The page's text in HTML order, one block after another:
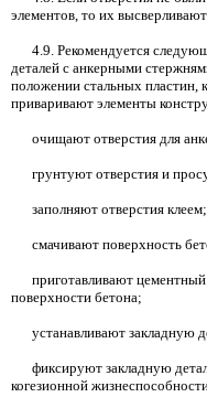
элементов, то их
4.9. Рекомендуется
деталей с анкерными
положении стальных пластин,
приваривают элементы
очищают отверстия для
грунтуют отверстия и
заполняют отверстия клеем;
смачивают поверхность
приготавливают
поверхности бетона;
устанавливают закладную
фиксируют закладную
когезионной жизнеспособности